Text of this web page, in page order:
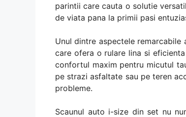
parintii care cauta o solutie
de viata pana la primii pasi
Unul dintre aspectele
care ofera o rulare lina si
confortul maxim pentru micutul
pe strazi asfaltate sau pe teren
probleme.
Scaunul auto i-size din set nu